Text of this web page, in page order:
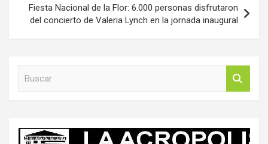
Fiesta Nacional de la Flor: 6.000 personas disfrutaron
del concierto de Valeria Lynch en la jornada inaugural
r